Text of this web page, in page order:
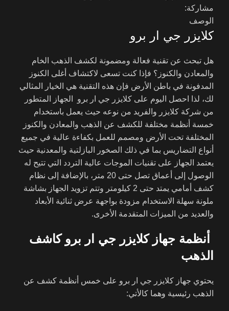
مشاركة:
الوصف
كلايزر جي ار برو
هل تبحث عن تقنية فعالة ومضمونة لكشف الذهب الخام
والمعادن والكنوز؟ فإذا كنت تسعى لاكتشاف أغلى الكنوز
المدفونة في باطن الأرض فإن هذه التقنية هي الخيار المثالي
لك، لذا احصل اليوم على كلايزر جي ار برو الجهاز المتطور
من شركة كلايزر والفريد من نوعه حيث يعمل باستخدام
خمسة أنظمة مختلفة للكشف عن الذهب والمعادن والكنوز
المختلفة تحت الأرض ومصمم للعمل بكفاءة عالية في جميع
أنواع التضاريس بما في ذلك الصخور البازلتية والمعدنية حيث
يعتمد الجهاز على تقنيات الموجات عالية التردد التي تتيح له
الوصول إلى أعماق تصل حتى 20 متر، بالإضافة إلى نظام
كشف أمامي يمتد حتى 2 كيلومتر وتتم تزويد الجهاز بشاشة
ملونة سهلة الاستخدام مزودة بواجهة عرض ثنائية الأبعاد
والعديد من الميزات المتقدمة الأخرى.
أنظمة جهاز كلايزر جي ار برو كاشف
الذهب
يحتوي جهاز كلايزر جي ار برو على خمس أنظمة كشف عن
الذهب رئيسية وهما كالأتي: